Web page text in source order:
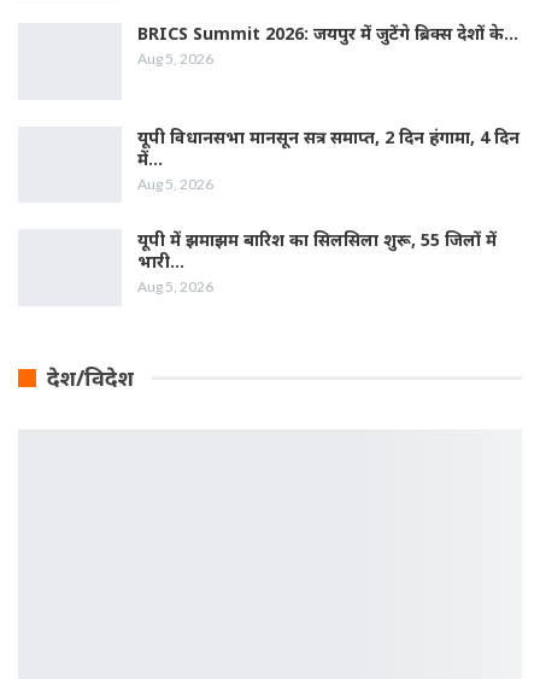
BRICS Summit 2026: जयपुर में जुटेंगे ब्रिक्स देशों के…
Aug 5, 2026
यूपी विधानसभा मानसून सत्र समाप्त, 2 दिन हंगामा, 4 दिन
में…
Aug 5, 2026
यूपी में झमाझम बारिश का सिलसिला शुरू, 55 जिलों में
भारी…
Aug 5, 2026
देश/विदेश